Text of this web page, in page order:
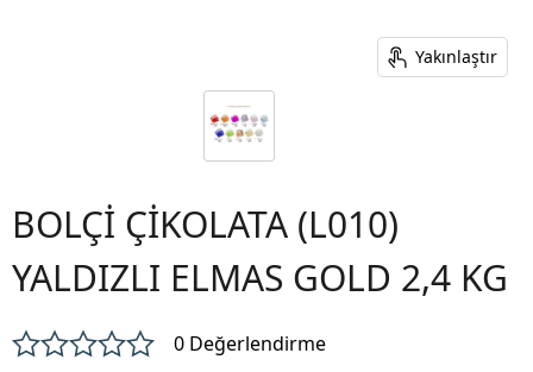
Yakınlaştır
BOLÇİ ÇİKOLATA (L010)
YALDIZLI ELMAS GOLD 2,4 KG
0 Değerlendirme